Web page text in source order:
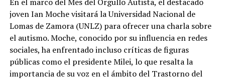
NO TE PIERDAS
LOS OCÉANOS REGISTRARON EL «MAYO MÁS CÁLIDO
JAMÁS REGISTRADO EN LA HISTORIA»
joven Ian Moche visitará la Universidad Nacional de
Lomas de Zamora (UNLZ) para ofrecer una charla sobre
el autismo. Moche, conocido por su influencia en redes
sociales, ha enfrentado incluso críticas de figuras
públicas como el presidente Milei, lo que resalta la
importancia de su voz en el ámbito del Trastorno del